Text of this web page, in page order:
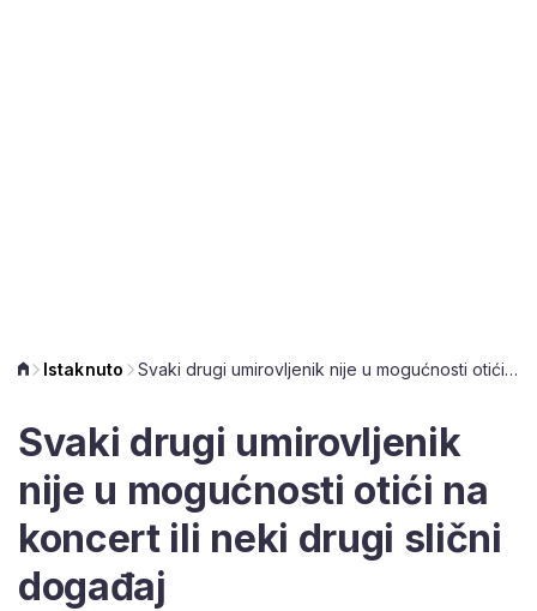
Istaknuto Svaki drugi umirovljenik nije u mogućnosti otići na koncert ili neki drugi slični događaj
Svaki drugi umirovljenik
nije u mogućnosti otići na
koncert ili neki drugi slični
događaj